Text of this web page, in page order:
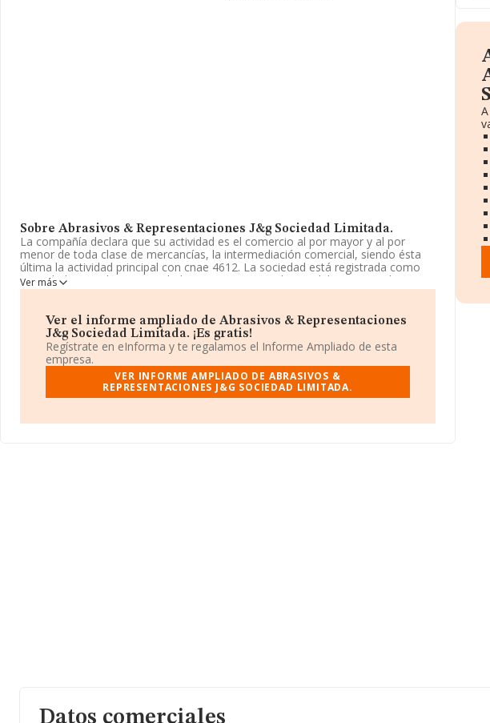
Sobre Abrasivos & Representaciones J&g Sociedad Limitada.
La compañía declara que su actividad es el comercio al por mayor y al por
menor de toda clase de mercancías, la intermediación comercial, siendo ésta
última la actividad principal con cnae 4612. La sociedad está registrada como
Sociedad Limitada. Su actividad CNAE es 'Intermediarios del comercio de
combustibles, minerales, metales y productos químicos industriales' con código
En base a la Recomendación 2003/361/CE de la Comisión, de 6 de mayo de
2003, sobre la definición de microempresas, pequeñas y medianas empresas, la
compañía se puede calificar como microempresa. La plantilla permanece igual y
teniendo en cuenta la información disponible en INFORMA, ha dispuesto de un
número de empleados por debajo de la media de sector.
número de identificación fiscal B12958948, está situada en Avenida De
Ver más
Ver el informe ampliado de Abrasivos & Representaciones
J&g Sociedad Limitada. ¡Es gratis!
Regístrate en eInforma y te regalamos el Informe Ampliado de esta
empresa.
VER INFORME AMPLIADO DE ABRASIVOS &
REPRESENTACIONES J&G SOCIEDAD LIMITADA.
Datos comerciales